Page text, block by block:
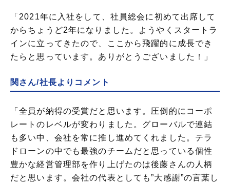
「2021年に入社をして、社員総会に初めて出席して
からちょうど2年になりました。ようやくスタートラ
インに立ってきたので、ここから飛躍的に成長でき
たらと思っています。ありがとうございました！」
関さん/社長よりコメント
「全員が納得の受賞だと思います。圧倒的にコーポ
レートのレベルが変わりました。グローバルで連結
も多い中、会社を常に推し進めてくれました。テラ
ドローンの中でも最強のチームだと思っている個性
豊かな経営管理部を作り上げたのは後藤さんの人柄
だと思います。会社の代表としても”大感謝”の言葉し